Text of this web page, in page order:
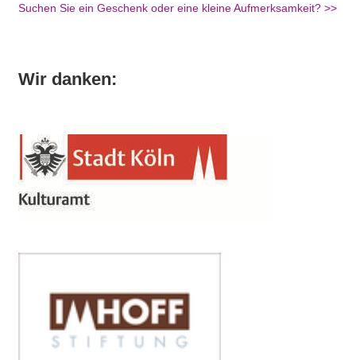
Suchen Sie ein Geschenk oder eine kleine Aufmerksamkeit? >>
Wir danken: